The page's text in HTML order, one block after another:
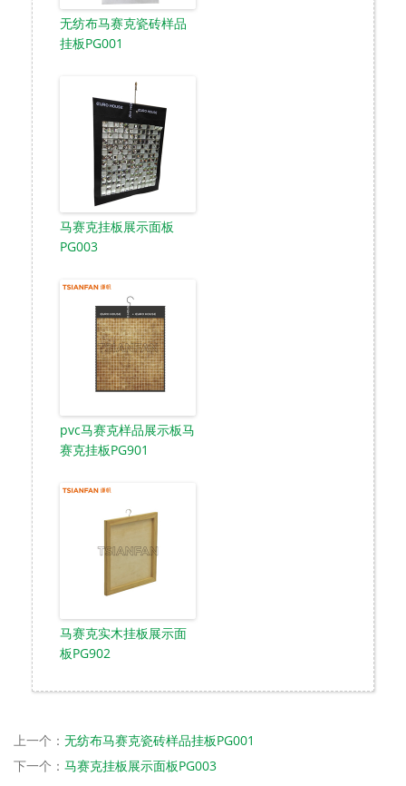
无纺布马赛克瓷砖样品
挂板PG001
马赛克挂板展示面板
PG003
pvc马赛克样品展示板马
赛克挂板PG901
马赛克实木挂板展示面
板PG902
上一个： 无纺布马赛克瓷砖样品挂板PG001
下一个： 马赛克挂板展示面板PG003